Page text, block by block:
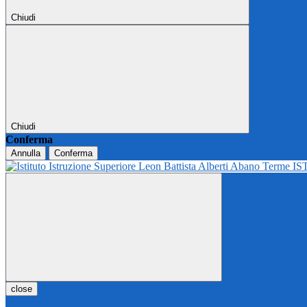
Chiudi
Chiudi
Conferma
Annulla Conferma
close